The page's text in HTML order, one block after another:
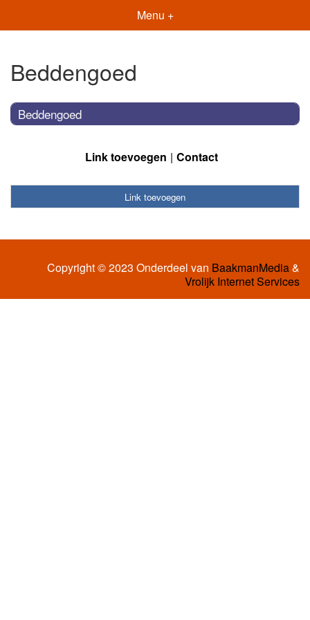
Menu +
Beddengoed
Beddengoed
Link toevoegen Contact
Link toevoegen
Copyright © 2023 Onderdeel van BaakmanMedia&
Vrolijk Internet Services